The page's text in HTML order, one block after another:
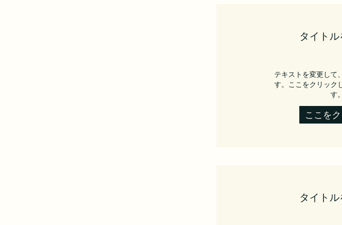
タイト
テキストを変更して
す。ここをクリック
す。
ここを
タイト